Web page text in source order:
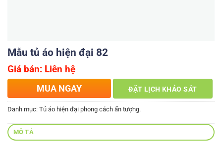
Mẫu tủ áo hiện đại 82
Giá bán: Liên hệ
MUA NGAY ĐẶT LỊCH KHẢO SÁT
Danh mục: Tủ áo hiện đại phong cách ấn tượng.
MÔ TẢ